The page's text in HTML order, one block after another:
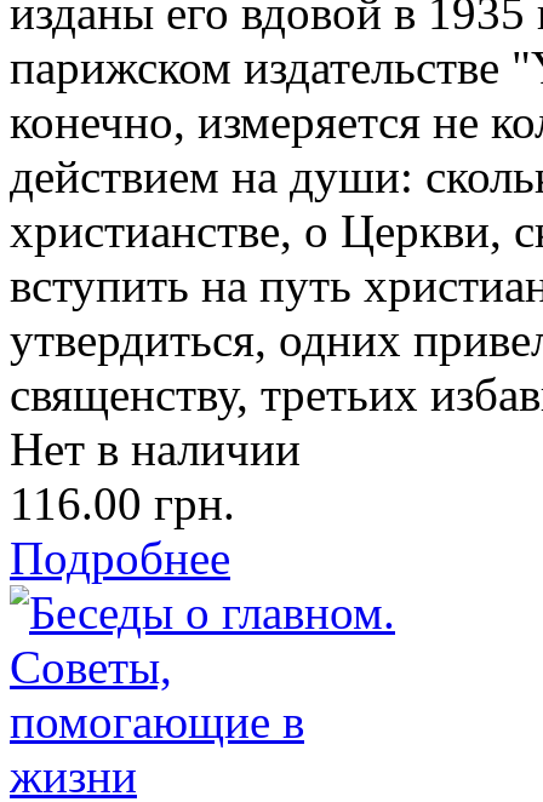
изданы его вдовой в 1935
парижском издательстве
конечно, измеряется не
действием на души:
христианстве, о Церкви,
вступить на путь
утвердиться, одних
священству, третьих
Нет в наличии
116.00 грн.
Подробнее